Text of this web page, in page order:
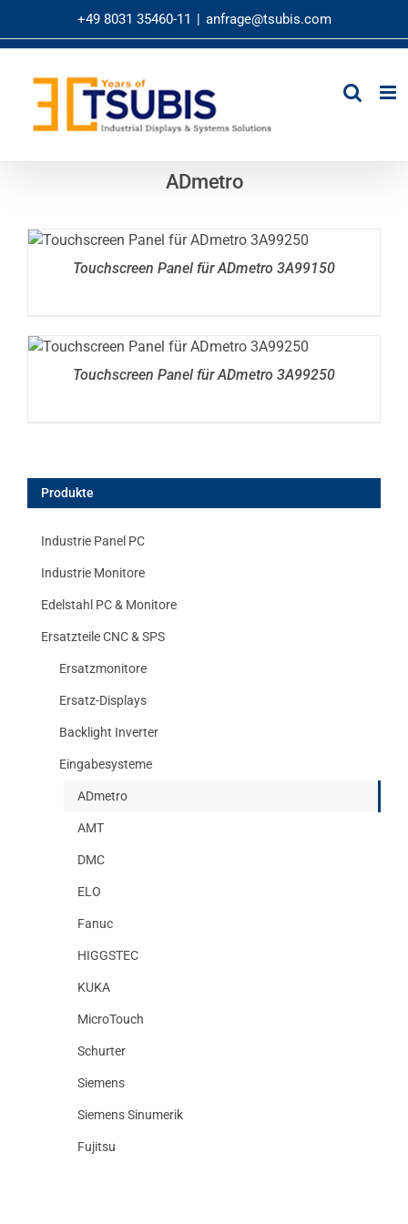
springen
+49 8031 35460-11 | anfrage@tsubis.com
ADmetro
DETAILS
Touchscreen Panel für ADmetro 3A99150
DETAILS
Touchscreen Panel für ADmetro 3A99250
Produkte
Industrie Panel PC
Industrie Monitore
Edelstahl PC & Monitore
Ersatzteile CNC & SPS
Ersatzmonitore
Ersatz-Displays
Backlight Inverter
Eingabesysteme
ADmetro
AMT
DMC
ELO
Fanuc
HIGGSTEC
KUKA
MicroTouch
Schurter
Siemens
Siemens Sinumerik
Fujitsu